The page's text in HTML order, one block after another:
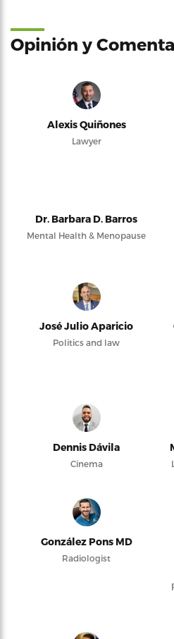
Opinión y
Alexis Quiñones
Lawyer
Dr. Barbara D. Barros
Mental Health & Menopause
José Julio Aparicio
Politics and law
Dennis Dávila
Cinema
González Pons MD
Radiologist